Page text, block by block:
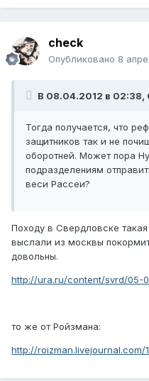
check
Опубликовано 8
В 08.04.2012 в 02:38,
Тогда получается, что
защитников так и не
оборотней. Может пора
подразделениям
веси Рассеи?
Походу в Свердловске
выслали из москвы
довольны.
http://ura.ru/content/svrd/05-
то же от Ройзмана:
http://roizman.livejournal.com/